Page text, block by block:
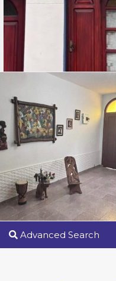
Advanced Search